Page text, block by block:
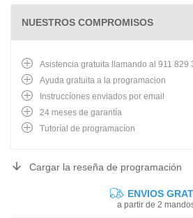
NUESTROS COMPROMISOS
Asistencia gratuita llamando al 911 829
Ayuda gratuita a la programacion
Instruccíones enviados por email
24 meses de garantía
Tutoríal de programacíon
Cargar la reseña de programación
ENVIOS
a partir de 2